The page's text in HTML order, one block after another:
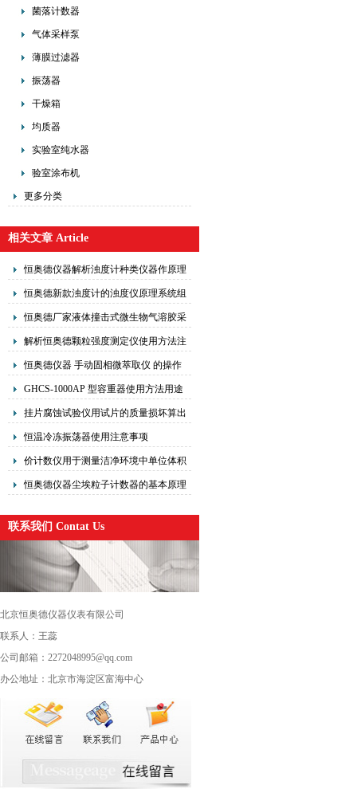
菌落计数器
气体采样泵
薄膜过滤器
振荡器
干燥箱
均质器
实验室纯水器
验室涂布机
更多分类
相关文章 Article
恒奥德仪器解析浊度计种类仪器作原理
恒奥德新款浊度计的浊度仪原理系统组
成
恒奥德厂家液体撞击式微生物气溶胶采
样器
解析恒奥德颗粒强度测定仪使用方法注
意事项
恒奥德仪器 手动固相微萃取仪 的操作
原理主要包括以下几个步骤
GHCS-1000AP 型容重器使用方法用途
玉米容重原理
挂片腐蚀试验仪用试片的质量损坏算出
腐蚀率和缓蚀率来评定水处理的缓蚀性
恒温冷冻振荡器使用注意事项
价计数仪用于测量洁净环境中单位体积
空气内的尘埃粒子大小及数目
恒奥德仪器尘埃粒子计数器的基本原理
联系我们 Contat Us
北京恒奥德仪器仪表有限公司
联系人：王蕊
公司邮箱：2272048995@qq.com
办公地址：北京市海淀区富海中心